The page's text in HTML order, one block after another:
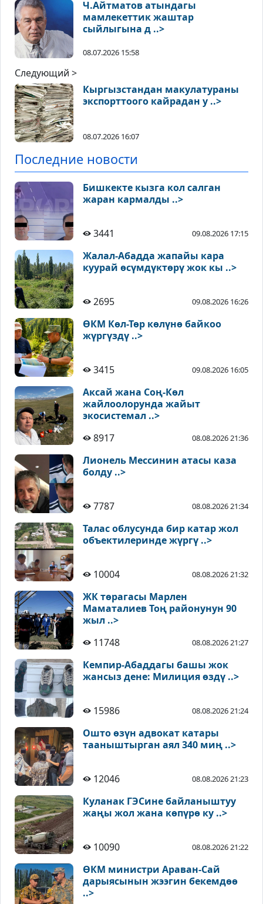
Ч.Айтматов атындагы
мамлекеттик жаштар
сыйлыгына д ..>
08.07.2026 15:58
Следующий >
Кыргызстандан макулатураны
экспорттоого кайрадан у ..>
08.07.2026 16:07
Последние новости
Бишкекте кызга кол салган
жаран кармалды ..>
3441 09.08.2026 17:15
Жалал-Абадда жапайы кара
куурай өсүмдүктөрү жок кы ..>
2695 09.08.2026 16:26
ӨКМ Көл-Төр көлүнө байкоо
жүргүздү ..>
3415 09.08.2026 16:05
Аксай жана Соң-Көл
жайлоолорунда жайыт
экосистемал ..>
8917
08.08.2026 21:36
Лионель Мессинин атасы каза
болду ..>
7787 08.08.2026 21:34
Талас облусунда бир катар жол
объектилеринде жүргү ..>
10004 08.08.2026 21:32
ЖК төрагасы Марлен
Маматалиев Тоң районунун 90
жыл ..>
11748
08.08.2026 21:27
Кемпир-Абаддагы башы жок
жансыз дене: Милиция өздү ..>
15986 08.08.2026 21:24
Ошто өзүн адвокат катары
тааныштырган аял 340 миң ..>
12046 08.08.2026 21:23
Куланак ГЭСине байланыштуу
жаңы жол жана көпүрө ку ..>
10090 08.08.2026 21:22
ӨКМ министри Араван-Сай
дарыясынын жээгин бекемдөө
..>